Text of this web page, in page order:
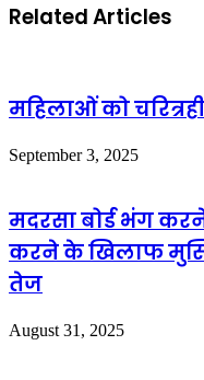
Related Articles
महिलाओं को
September 3, 2025
मदरसा बोर्ड भंग
करने के खिलाफ
तेज
August 31, 2025